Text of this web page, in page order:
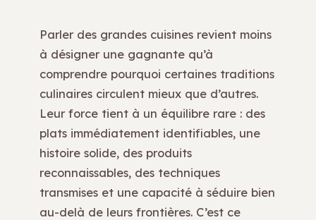
Parler des grandes cuisines revient moins
à désigner une gagnante qu’à
comprendre pourquoi certaines traditions
culinaires circulent mieux que d’autres.
Leur force tient à un équilibre rare : des
plats immédiatement identifiables, une
histoire solide, des produits
reconnaissables, des techniques
transmises et une capacité à séduire bien
au-delà de leurs frontières. C’est ce